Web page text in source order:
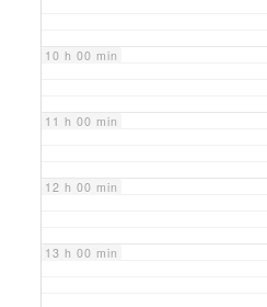
10 h 00 min
11 h 00 min
12 h 00 min
13 h 00 min